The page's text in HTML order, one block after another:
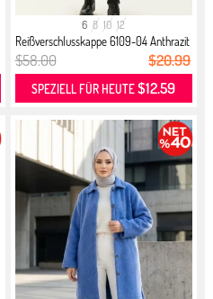
6 8 10 12
Reißverschlusskappe 6109-04 Anthrazit
$58.00 $20.99
SPEZIELL FÜR HEUTE$12.59